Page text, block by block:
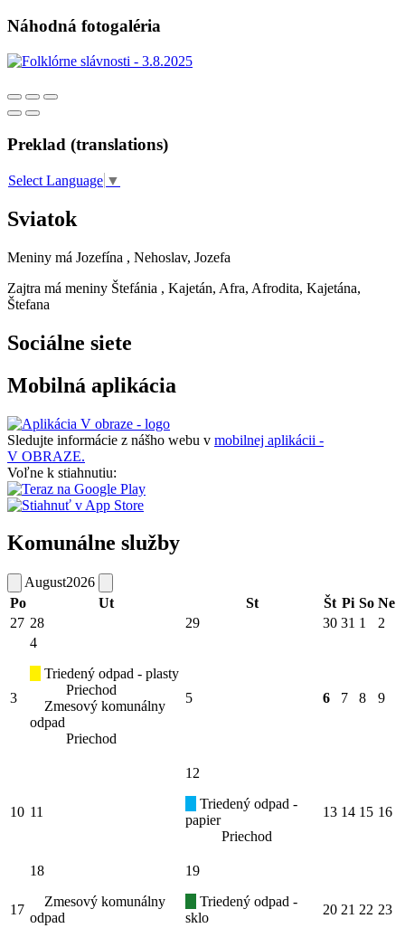
Náhodná fotogaléria
Preklad (translations)
Select Language ▼
Sviatok
Meniny má Jozefína , Nehoslav, Jozefa
Zajtra má meniny Štefánia , Kajetán, Afra, Afrodita, Kajetána,
Štefana
Sociálne siete
Mobilná aplikácia
Sledujte informácie z nášho webu v mobilnej aplikácii -
V OBRAZE.
Voľne k stiahnutiu:
Komunálne služby
August2026
Po
Ut St Št Pi So Ne
27 28 29 30 31 1 2
3
4
Triedený odpad - plasty
Priechod
Zmesový komunálny
odpad
Priechod
5 6 7 8 9
10 11
12
Triedený odpad -
papier
Priechod
13 14 15 16
17
18
Zmesový komunálny
odpad
19
Triedený odpad -
sklo
20 21 22 23